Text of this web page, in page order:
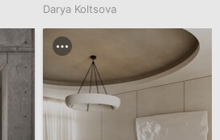
Darya Koltsova